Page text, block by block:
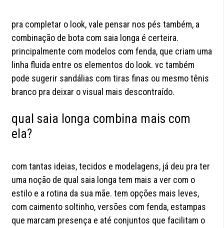
pra completar o look, vale pensar nos pés também, a
combinação de bota com saia longa é certeira.
principalmente com modelos com fenda, que criam uma
linha fluida entre os elementos do look. vc também
pode sugerir sandálias com tiras finas ou mesmo tênis
branco pra deixar o visual mais descontraído.
qual saia longa combina mais com
ela?
com tantas ideias, tecidos e modelagens, já deu pra ter
uma noção de qual saia longa tem mais a ver com o
estilo e a rotina da sua mãe. tem opções mais leves,
com caimento soltinho, versões com fenda, estampas
que marcam presença e até conjuntos que facilitam o